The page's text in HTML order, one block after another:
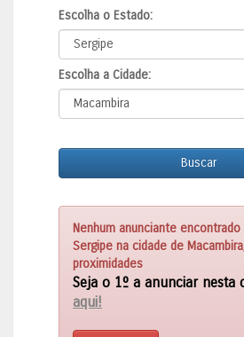
Escolha o Estado:
Escolha a Cidade:
Buscar
Nenhum anunciante
Sergipe na cidade de
proximidades
Seja o 1º a anunciar nesta
aqui!